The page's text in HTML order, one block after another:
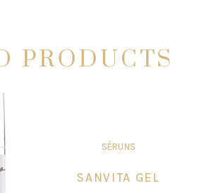
PRODUCTS
SÉRUNS
SANVITA GEL